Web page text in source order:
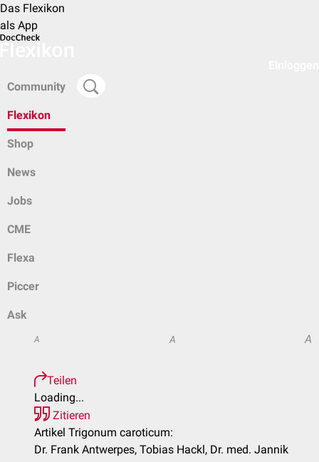
Das Flexikon
als App
Community
Flexikon
Shop
News
Jobs
CME
Flexa
Piccer
Ask
A A A
Teilen
Loading...
Zitieren
Artikel Trigonum caroticum:
Dr. Frank Antwerpes, Tobias Hackl, Dr. med. Jannik